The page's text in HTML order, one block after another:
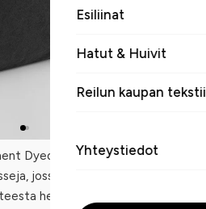
Esiliinat
Hatut & Huivit
Reilun kaupan
Yhteystiedot
Dyed Oversized Tote Bag on
jossa suuri koko ja garment
heti erottuvan.